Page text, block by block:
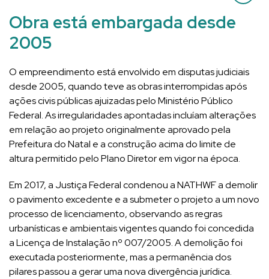
Obra está embargada desde
2005
O empreendimento está envolvido em disputas judiciais
desde 2005, quando teve as obras interrompidas após
ações civis públicas ajuizadas pelo Ministério Público
Federal. As irregularidades apontadas incluíam alterações
em relação ao projeto originalmente aprovado pela
Prefeitura do Natal e a construção acima do limite de
altura permitido pelo Plano Diretor em vigor na época.
Em 2017, a Justiça Federal condenou a NATHWF a demolir
o pavimento excedente e a submeter o projeto a um novo
processo de licenciamento, observando as regras
urbanísticas e ambientais vigentes quando foi concedida
a Licença de Instalação nº 007/2005. A demolição foi
executada posteriormente, mas a permanência dos
pilares passou a gerar uma nova divergência jurídica.